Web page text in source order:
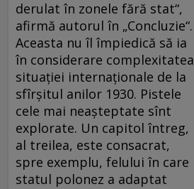
derulat în zonele fără stat“,
afirmă autorul în „Concluzie“.
Aceasta nu îl împiedică să ia
în considerare complexitatea
situaţiei internaţionale de la
sfîrşitul anilor 1930. Pistele
cele mai neaşteptate sînt
explorate. Un capitol întreg,
al treilea, este consacrat,
spre exemplu, felului în care
statul polonez a adaptat